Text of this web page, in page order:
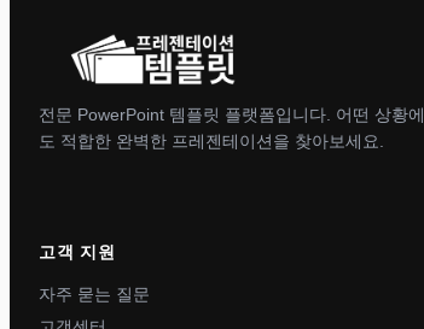
전문 PowerPoint 템플릿 플랫폼입니다. 어떤 상황에
도 적합한 완벽한 프레젠테이션을 찾아보세요.
고객 지원
자주 묻는 질문